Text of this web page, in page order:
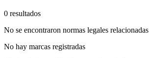
0 resultados
No se encontraron normas legales relacionadas
No hay marcas registradas